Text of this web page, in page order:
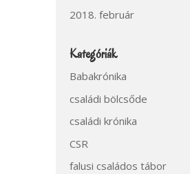
2018. február
Kategóriák
Babakrónika
családi bölcsőde
családi krónika
CSR
falusi családos tábor